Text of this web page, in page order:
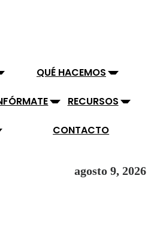
QUÉ HACEMOS
RECURSOS
CONTACTO
agosto 9, 2026